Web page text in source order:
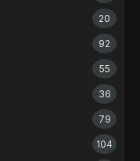
20
92
55
36
79
104